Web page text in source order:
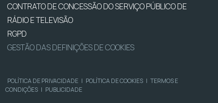
CONTRATO DE CONCESSÃO DO SERVIÇO PÚBLICO DE
RÁDIO E TELEVISÃO
RGPD
GESTÃO DAS DEFINIÇÕES DE COOKIES
POLÍTICA DE PRIVACIDADE | POLÍTICA DE COOKIES | TERMOS E
CONDIÇÕES | PUBLICIDADE